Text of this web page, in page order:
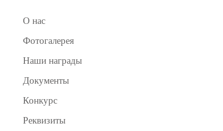
О нас
Фотогалерея
Наши награды
Документы
Конкурс
Реквизиты